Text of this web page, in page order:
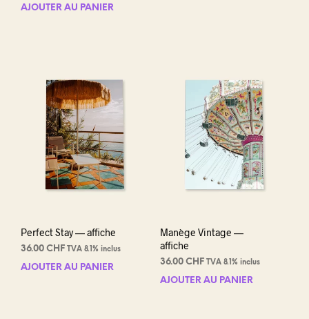
AJOUTER AU PANIER
Perfect Stay — affiche
36.00 CHF TVA 8.1% inclus
AJOUTER AU PANIER
Manège Vintage —
affiche
36.00 CHF TVA 8.1% inclus
AJOUTER AU PANIER